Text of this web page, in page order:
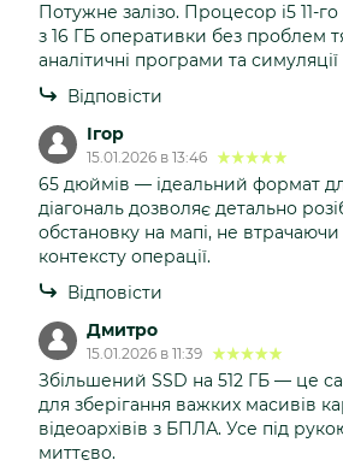
Потужне залізо. Процесор i5 11-го
з 16 ГБ оперативки без проблем
аналітичні програми та
Відповісти
Ігор
15.01.2026 в 13:46
65 дюймів — ідеальний формат
діагональ дозволяє детально
обстановку на мапі, не втрачаючи
контексту операції.
Відповісти
Дмитро
15.01.2026 в 11:39
Збільшений SSD на 512 ГБ — це
для зберігання важких масивів
відеоархівів з БПЛА. Усе під
миттєво.